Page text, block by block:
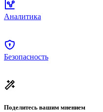
Аналитика
Безопасность
Поделитесь вашим мнением